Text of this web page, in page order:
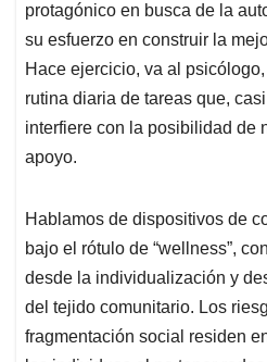
protagónico en busca de la
su esfuerzo en construir la
Hace ejercicio, va al
rutina diaria de tareas que,
interfiere con la posibilidad de
apoyo.
Hablamos de dispositivos de
bajo el rótulo de “wellness”,
desde la individualización y
del tejido comunitario. Los
fragmentación social residen